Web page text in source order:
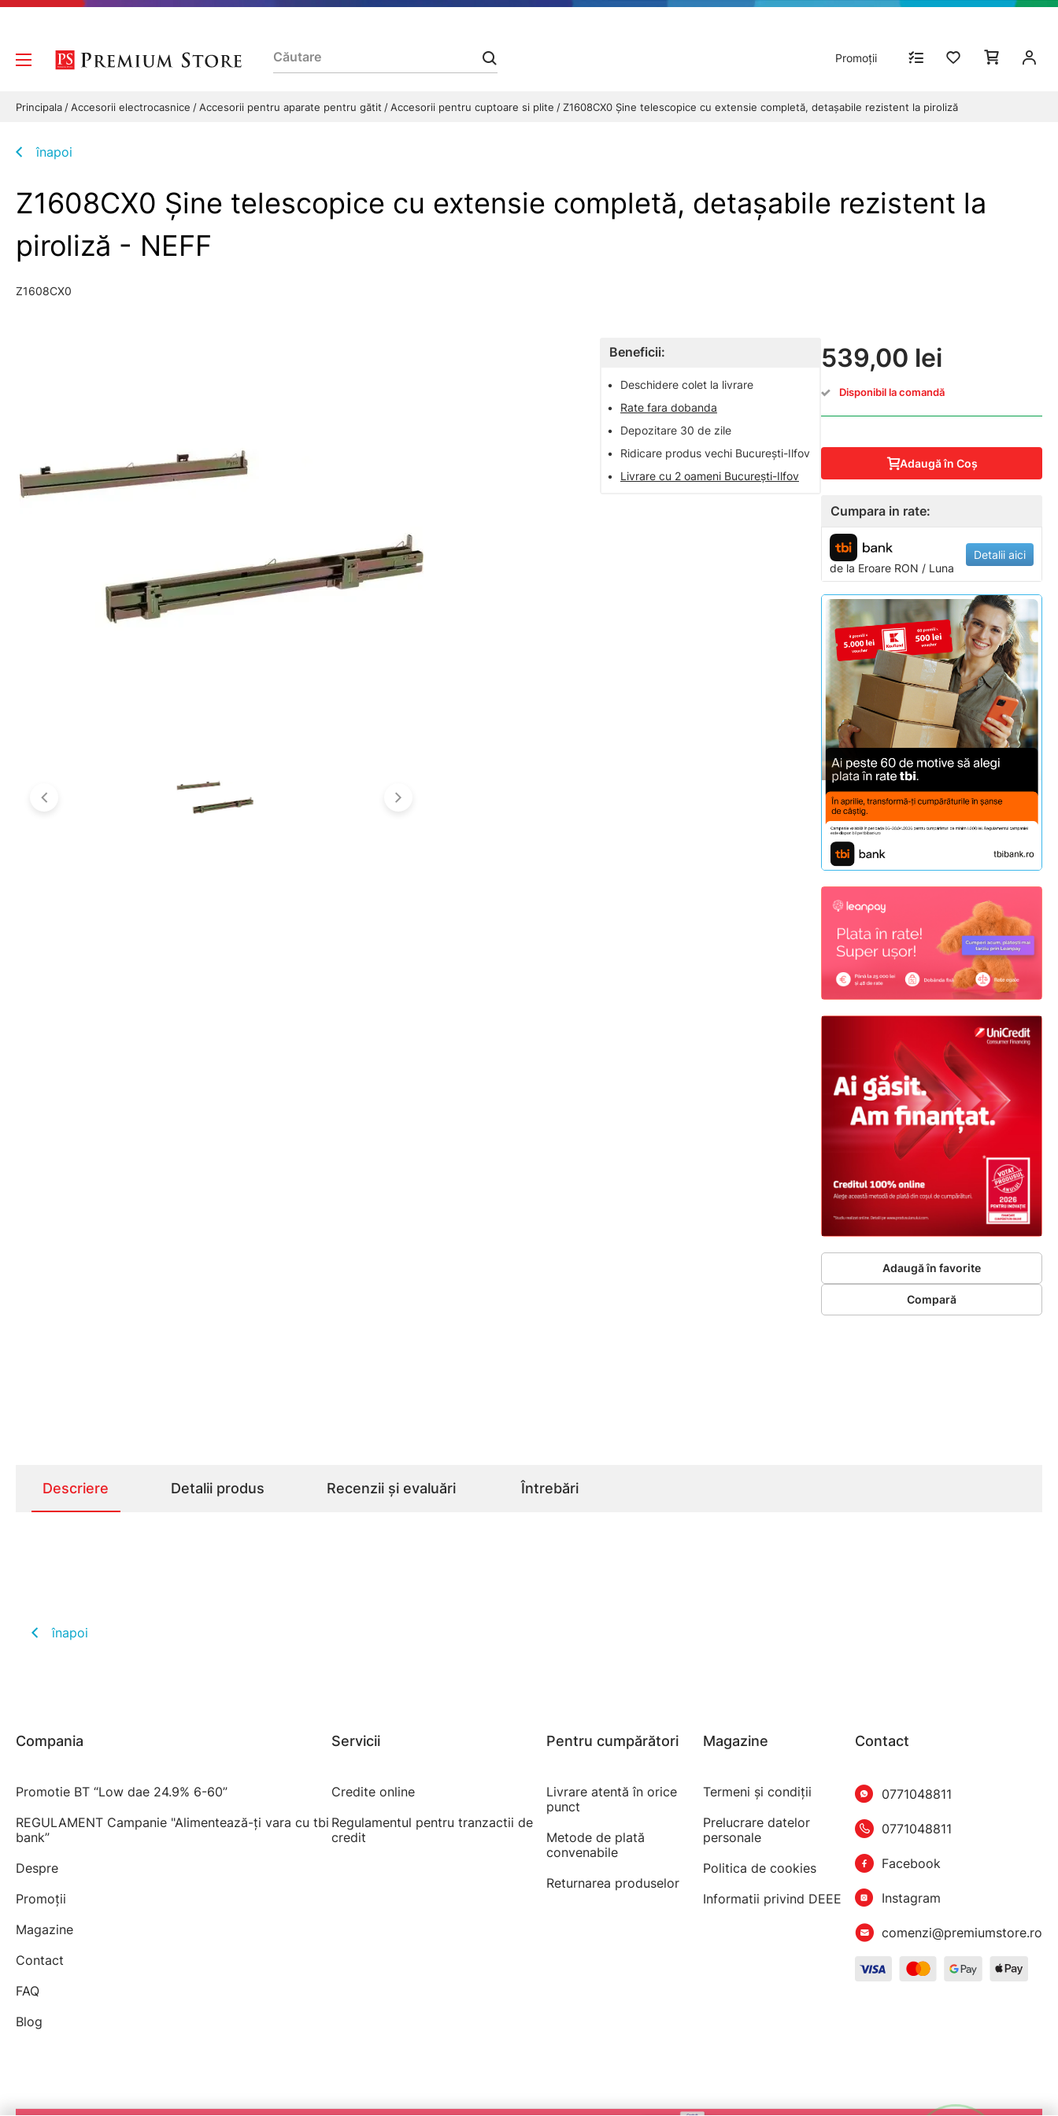
Promoții
Principala Accesorii electrocasnice Accesorii pentru aparate pentru gătit Accesorii pentru cuptoare si plite Z1608CX0 Șine telescopice cu extensie completă, detașabile rezistent la piroliză
înapoi
Z1608CX0 Șine telescopice cu extensie completă, detașabile rezistent la
piroliză - NEFF
Z1608CX0
Beneficii:
•
Deschidere colet la livrare
•
Rate fara dobanda
•
Depozitare 30 de zile
•
Ridicare produs vechi București-Ilfov
•
Livrare cu 2 oameni București-Ilfov
539,00 lei
Disponibil la comandă
Adaugă în Coş
Cumpara in rate:
de la Eroare RON / Luna
Detalii aici
Adaugă în favorite
Compară
Descriere Detalii produs Recenzii și evaluări Întrebări
înapoi
Compania
Promotie BT “Low dae 24.9% 6-60”
REGULAMENT Campanie "Alimentează-ți vara cu tbi
bank”
Despre
Promoții
Magazine
Contact
FAQ
Blog
Servicii
Credite online
Regulamentul pentru tranzactii de
credit
Pentru cumpărători
Livrare atentă în orice
punct
Metode de plată
convenabile
Returnarea produselor
Magazine
Termeni şi condiţii
Prelucrare datelor
personale
Politica de cookies
Informatii privind DEEE
Contact
0771048811
0771048811
Facebook
Instagram
comenzi@premiumstore.ro